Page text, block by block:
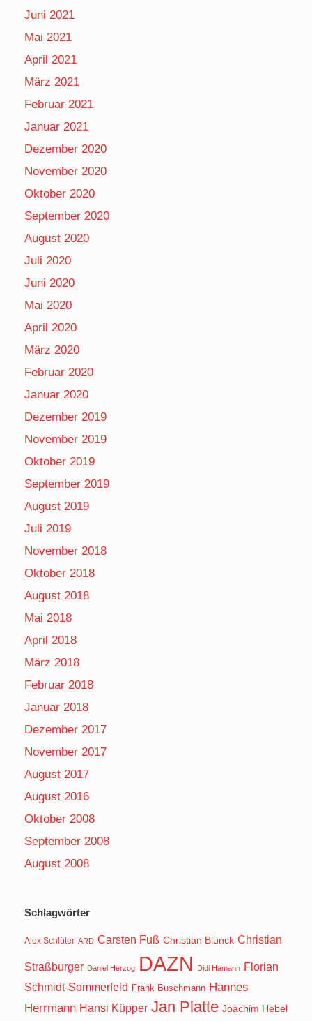
Juni 2021
Mai 2021
April 2021
März 2021
Februar 2021
Januar 2021
Dezember 2020
November 2020
Oktober 2020
September 2020
August 2020
Juli 2020
Juni 2020
Mai 2020
April 2020
März 2020
Februar 2020
Januar 2020
Dezember 2019
November 2019
Oktober 2019
September 2019
August 2019
Juli 2019
November 2018
Oktober 2018
August 2018
Mai 2018
April 2018
März 2018
Februar 2018
Januar 2018
Dezember 2017
November 2017
August 2017
August 2016
Oktober 2008
September 2008
August 2008
Schlagwörter
Alex Schlüter ARD Carsten Fuß Christian Blunck Christian
Straßburger Daniel Herzog DAZN Didi Hamann Florian
Schmidt-Sommerfeld Frank Buschmann Hannes
Herrmann Hansi Küpper Jan Platte Joachim Hebel